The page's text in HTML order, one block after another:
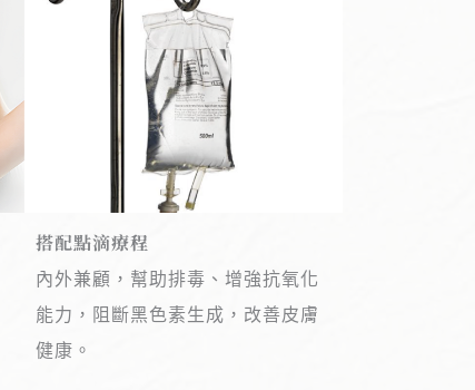
搭配點滴療程
內外兼顧，幫助排毒、增強抗氧化
能力，阻斷黑色素生成，改善皮膚
健康。